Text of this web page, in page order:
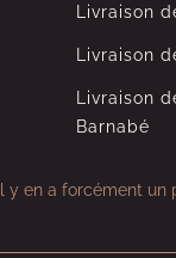
Livraison
Livraison
Livraison
Barnabé
Il y en a forcément un